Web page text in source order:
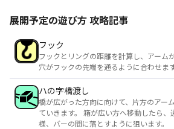
展開予定の遊び方 攻略記事
フック
フックとリングの距離を計算し、アーム
穴がフックの先端を通るように合わせます
ハの字橋渡し
橋が広がった方向に向けて、片方のアー
ていきます。 箱が広い方へ移動したら、
様、バーの間に落とすように狙います。